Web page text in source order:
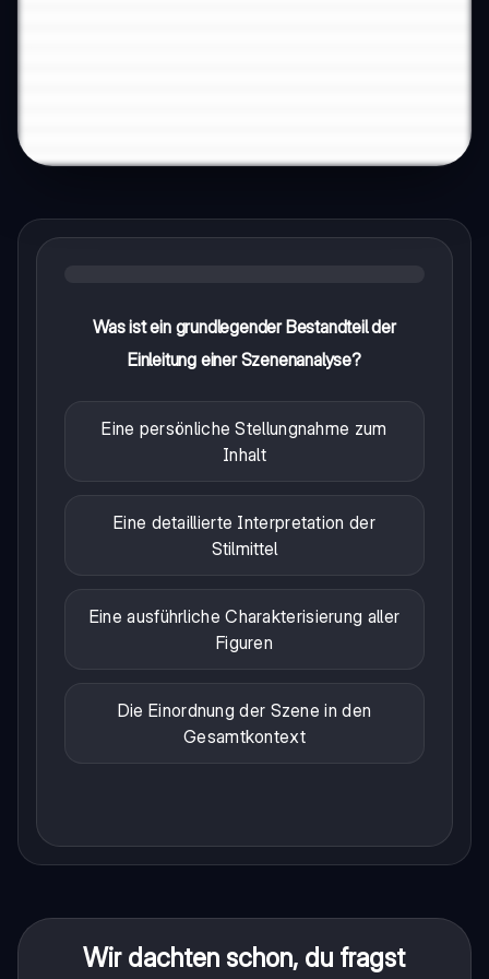
Was ist ein grundlegender Bestandteil der
Einleitung einer Szenenanalyse?
Eine persönliche Stellungnahme zum
Inhalt
Eine detaillierte Interpretation der
Stilmittel
Eine ausführliche Charakterisierung aller
Figuren
Die Einordnung der Szene in den
Gesamtkontext
Wir dachten schon, du fragst